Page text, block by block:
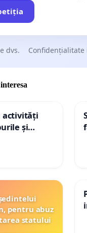
dvs.
activități
și
pentru abuz
statului